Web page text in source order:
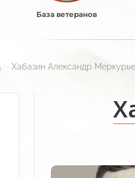
База ветеранов
Хабазин Александр